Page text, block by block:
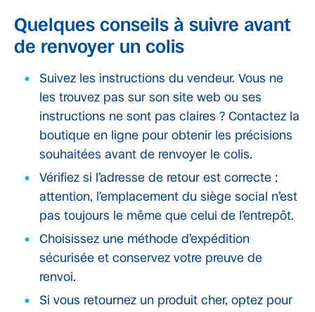
Quelques conseils à suivre avant
de renvoyer un colis
Suivez les instructions du vendeur. Vous ne
les trouvez pas sur son site web ou ses
instructions ne sont pas claires ? Contactez la
boutique en ligne pour obtenir les précisions
souhaitées avant de renvoyer le colis.
Vérifiez si l’adresse de retour est correcte :
attention, l’emplacement du siège social n’est
pas toujours le même que celui de l’entrepôt.
Choisissez une méthode d’expédition
sécurisée et conservez votre preuve de
renvoi.
Si vous retournez un produit cher, optez pour